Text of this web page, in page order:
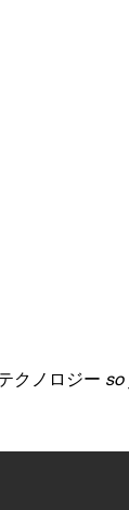
クノロジー so